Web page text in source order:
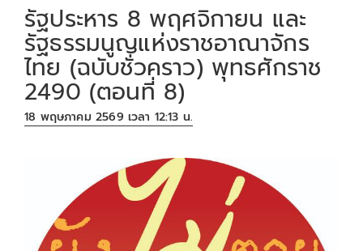
รัฐประหาร 8 พฤศจิกายน และ
รัฐธรรมนูญแห่งราชอาณาจักร
ไทย (ฉบับชั่วคราว) พุทธศักราช
2490 (ตอนที่ 8)
18 พฤษภาคม 2569 เวลา 12:13 น.